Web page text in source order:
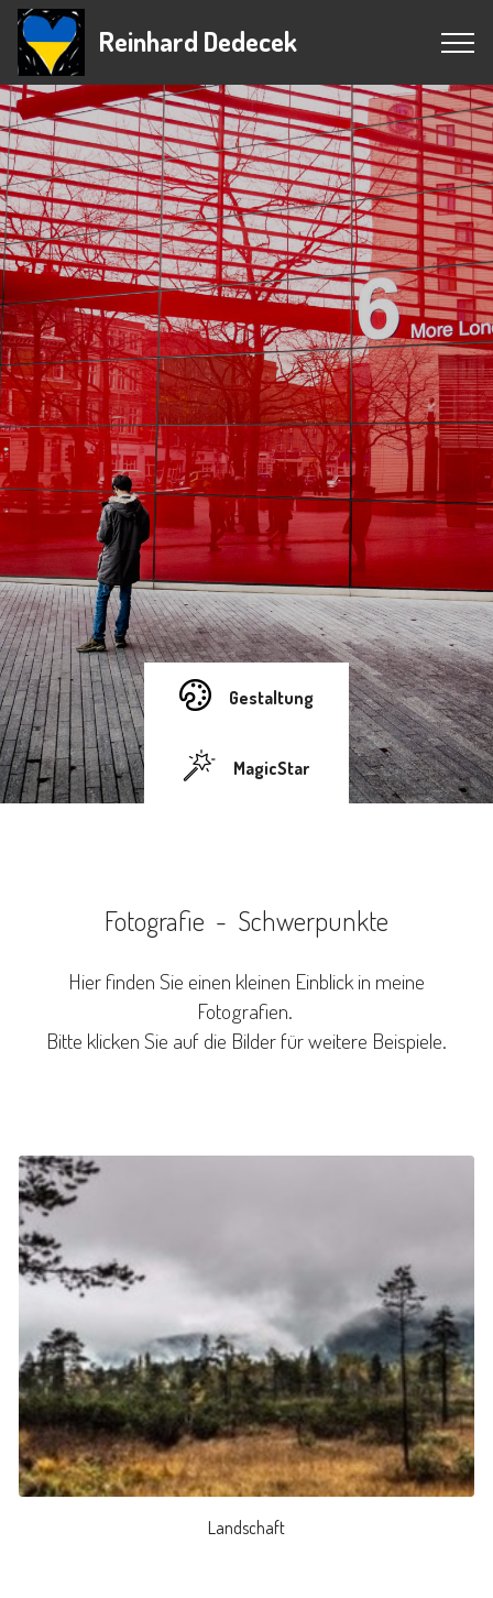
Reinhard Dedecek
Fotografie
Gestaltung
MagicStar
Fotografie - Schwerpunkte
Hier finden Sie einen kleinen Einblick in meine
Fotografien.
Bitte klicken Sie auf die Bilder für weitere Beispiele.
Landschaft